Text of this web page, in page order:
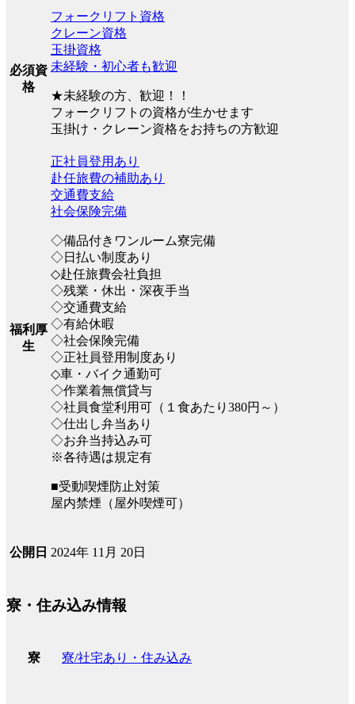
必須資
格
フォークリフト資格
クレーン資格
玉掛資格
未経験・初心者も歓迎
★未経験の方、歓迎！！
フォークリフトの資格が生かせます
玉掛け・クレーン資格をお持ちの方歓迎
福利厚
生
正社員登用あり
赴任旅費の補助あり
交通費支給
社会保険完備
◇備品付きワンルーム寮完備
◇日払い制度あり
◇赴任旅費会社負担
◇残業・休出・深夜手当
◇交通費支給
◇有給休暇
◇社会保険完備
◇正社員登用制度あり
◇車・バイク通勤可
◇作業着無償貸与
◇社員食堂利用可（１食あたり380円～）
◇仕出し弁当あり
◇お弁当持込み可
※各待遇は規定有
■受動喫煙防止対策
屋内禁煙（屋外喫煙可）
公開日 2024年 11月 20日
寮・住み込み情報
寮 寮/社宅あり・住み込み